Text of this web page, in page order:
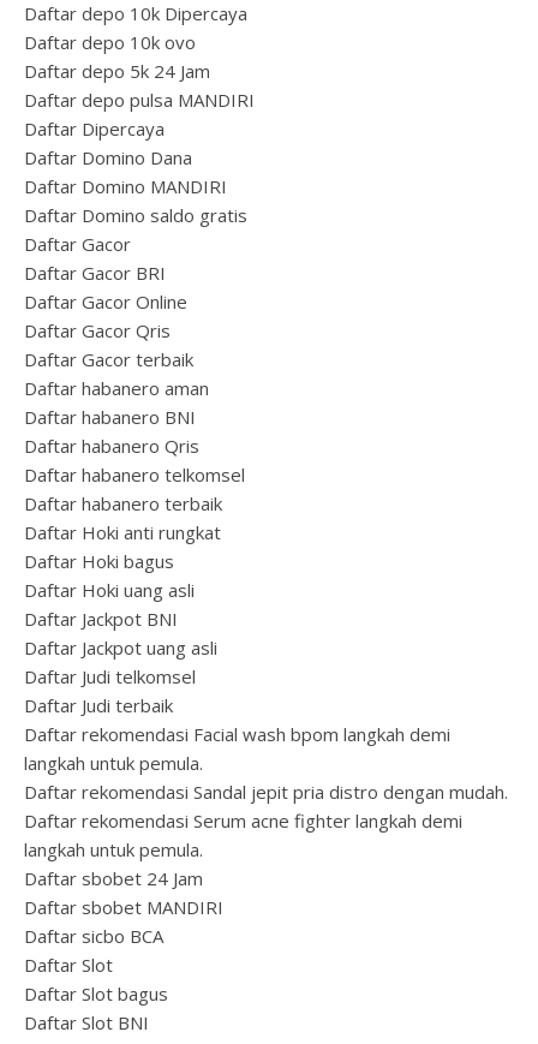
Daftar depo 10k Dipercaya
Daftar depo 10k ovo
Daftar depo 5k 24 Jam
Daftar depo pulsa MANDIRI
Daftar Dipercaya
Daftar Domino Dana
Daftar Domino MANDIRI
Daftar Domino saldo gratis
Daftar Gacor
Daftar Gacor BRI
Daftar Gacor Online
Daftar Gacor Qris
Daftar Gacor terbaik
Daftar habanero aman
Daftar habanero BNI
Daftar habanero Qris
Daftar habanero telkomsel
Daftar habanero terbaik
Daftar Hoki anti rungkat
Daftar Hoki bagus
Daftar Hoki uang asli
Daftar Jackpot BNI
Daftar Jackpot uang asli
Daftar Judi telkomsel
Daftar Judi terbaik
Daftar rekomendasi Facial wash bpom langkah demi
langkah untuk pemula.
Daftar rekomendasi Sandal jepit pria distro dengan mudah.
Daftar rekomendasi Serum acne fighter langkah demi
langkah untuk pemula.
Daftar sbobet 24 Jam
Daftar sbobet MANDIRI
Daftar sicbo BCA
Daftar Slot
Daftar Slot bagus
Daftar Slot BNI